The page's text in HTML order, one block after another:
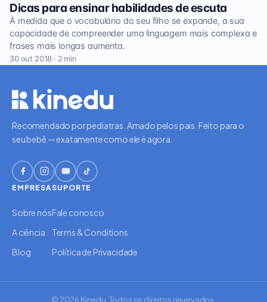
Dicas para ensinar habilidades de escuta
À medida que o vocabulário do seu filho se expande, a sua
capacidade de compreender uma linguagem mais complexa e
frases mais longas aumenta.
30 out 2018 · 2 min
Recomendado por pediatras. Amado pelos pais. Feito para o
seu bebê — exatamente como ele é agora.
EMPRESA
Sobre nós
A ciência
Blog
SUPORTE
Fale conosco
Terms & Conditions
Política de Privacidade
© 2026 Kinedu. Todos os direitos reservados.